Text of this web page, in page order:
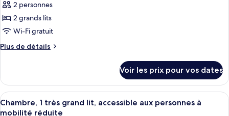
grand
lit
photos
pour
ce
type
de
Chambre,
2
grands
lits
2 personnes
2 grands lits
Wi-Fi gratuit
Plus de détails
Plus
le
type
de
chambre
Voir les prix pour vos dates
Afficher
toutes
Une chambre d’hôtel moderne
7
Chambre, 1 très grand lit, accessible aux personnes à
mobilité réduite